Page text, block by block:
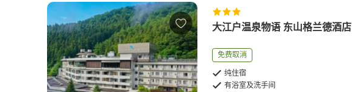
大江户温泉物语 东山格兰德酒店
免费取消
纯住宿
有浴室及洗手间